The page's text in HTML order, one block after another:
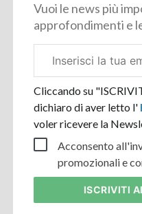
Vuoi le news più
approfondimenti e
aziendale
Cliccando su
dichiaro di aver letto l'
voler ricevere la
Acconsento
promozionali e
ISCRIVITI